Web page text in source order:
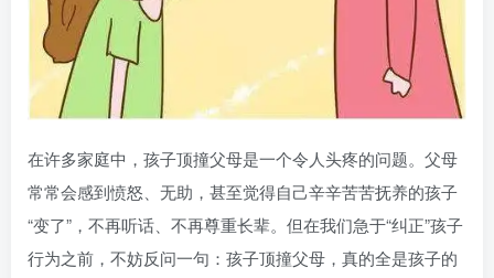
在许多家庭中，孩子顶撞父母是一个令人头疼的问题。父母
常常会感到愤怒、无助，甚至觉得自己辛辛苦苦抚养的孩子
“变了”，不再听话、不再尊重长辈。但在我们急于“纠正”孩子
行为之前，不妨反问一句：孩子顶撞父母，真的全是孩子的